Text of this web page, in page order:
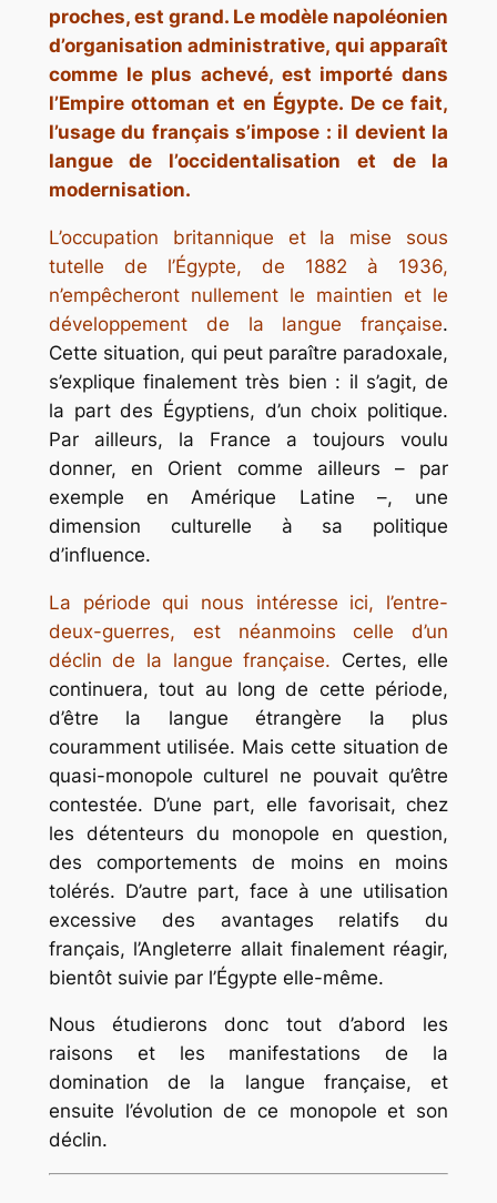
proches, est grand. Le modèle napoléonien
d’organisation administrative, qui apparaît
comme le plus achevé, est importé dans
l’Empire ottoman et en Égypte. De ce fait,
l’usage du français s’impose : il devient la
langue de l’occidentalisation et de la
modernisation.
L’occupation britannique et la mise sous
tutelle de l’Égypte, de 1882 à 1936,
n’empêcheront nullement le maintien et le
développement de la langue française.
Cette situation, qui peut paraître paradoxale,
s’explique finalement très bien : il s’agit, de
la part des Égyptiens, d’un choix politique.
Par ailleurs, la France a toujours voulu
donner, en Orient comme ailleurs – par
exemple en Amérique Latine –, une
dimension culturelle à sa politique
d’influence.
La période qui nous intéresse ici, l’entre-
deux-guerres, est néanmoins celle d’un
déclin de la langue française. Certes, elle
continuera, tout au long de cette période,
d’être la langue étrangère la plus
couramment utilisée. Mais cette situation de
quasi-monopole culturel ne pouvait qu’être
contestée. D’une part, elle favorisait, chez
les détenteurs du monopole en question,
des comportements de moins en moins
tolérés. D’autre part, face à une utilisation
excessive des avantages relatifs du
français, l’Angleterre allait finalement réagir,
bientôt suivie par l’Égypte elle-même.
Nous étudierons donc tout d’abord les
raisons et les manifestations de la
domination de la langue française, et
ensuite l’évolution de ce monopole et son
déclin.